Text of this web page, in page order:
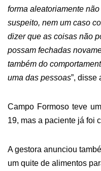
forma aleatoriamente
suspeito, nem um caso
dizer que as coisas não
possam fechadas
também do
uma das pessoas”, disse
Campo Formoso teve
19, mas a paciente já foi
A gestora anunciou
um quite de alimentos